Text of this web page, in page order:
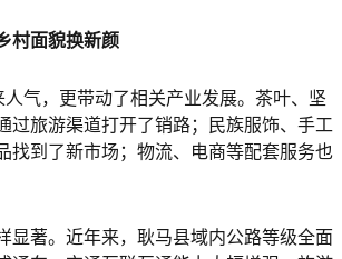
村面貌换新颜
人气，更带动了相关产业发展。茶叶、坚
过旅游渠道打开了销路；民族服饰、手工
找到了新市场；物流、电商等配套服务也
显著。近年来，耿马县域内公路等级全面